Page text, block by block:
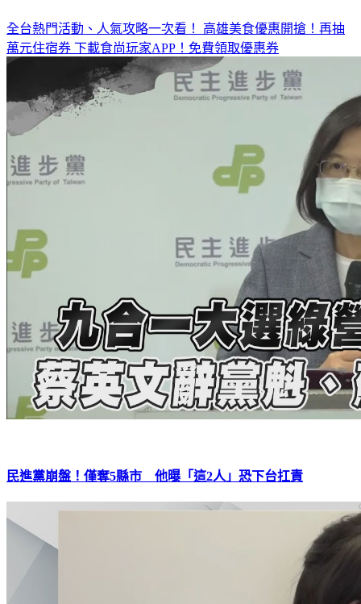
全台熱門活動、人氣攻略一次看！ 高雄美食優惠開搶！再抽
萬元住宿券 下載食尚玩家APP！免費領取優惠券
民進黨崩盤！僅奪5縣市 他曝「這2人」恐下台扛責